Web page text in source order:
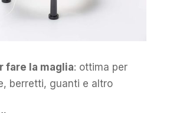
fare la maglia: ottima per
berretti, guanti e altro